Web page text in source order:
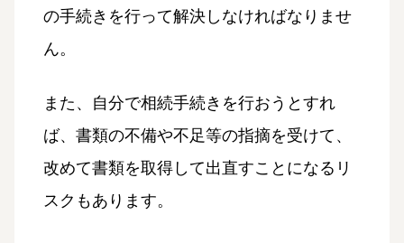
の手続きを行って解決しなければなりませ
ん。
また、自分で相続手続きを行おうとすれ
ば、書類の不備や不足等の指摘を受けて、
改めて書類を取得して出直すことになるリ
スクもあります。